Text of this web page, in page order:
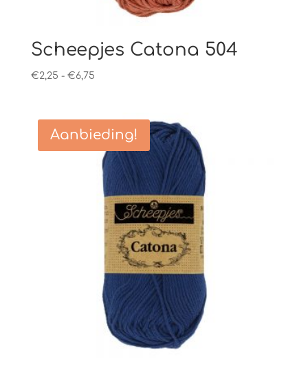
Scheepjes Catona 504
€2,25 - €6,75Prijsklasse:
€6,75
Aanbieding!